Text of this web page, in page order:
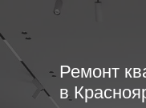
Ремонт
в